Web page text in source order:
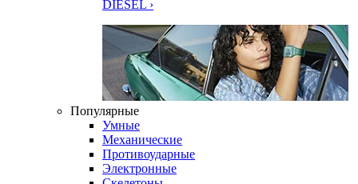
DIESEL ›
Популярные
Умные
Механические
Противоударные
Электронные